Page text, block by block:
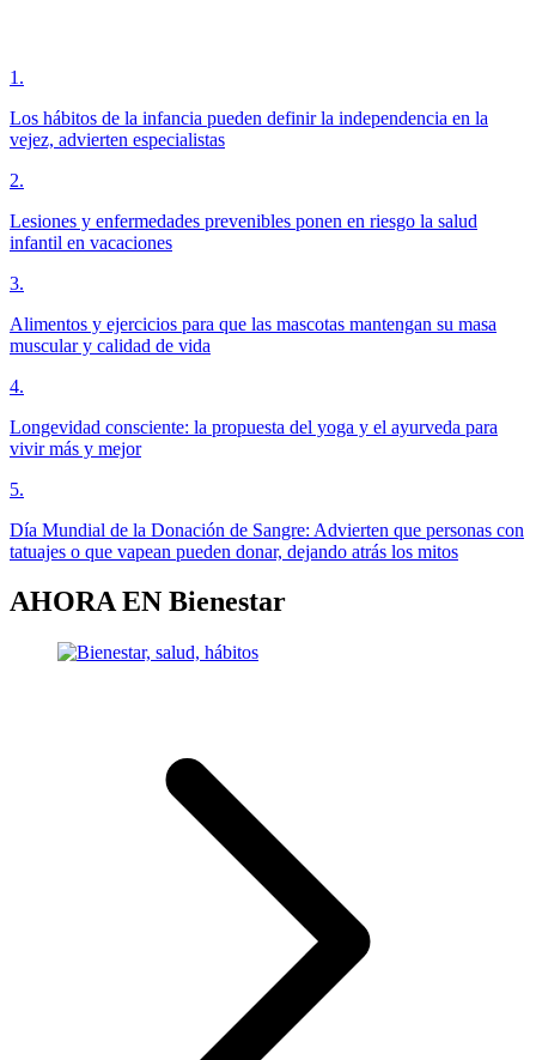
1 .
Los hábitos de la infancia pueden definir la independencia en la
vejez, advierten especialistas
2.
Lesiones y enfermedades prevenibles ponen en riesgo la salud
infantil en vacaciones
3.
Alimentos y ejercicios para que las mascotas mantengan su masa
muscular y calidad de vida
4.
Longevidad consciente: la propuesta del yoga y el ayurveda para
vivir más y mejor
5.
Día Mundial de la Donación de Sangre: Advierten que personas con
tatuajes o que vapean pueden donar, dejando atrás los mitos
AHORA EN Bienestar